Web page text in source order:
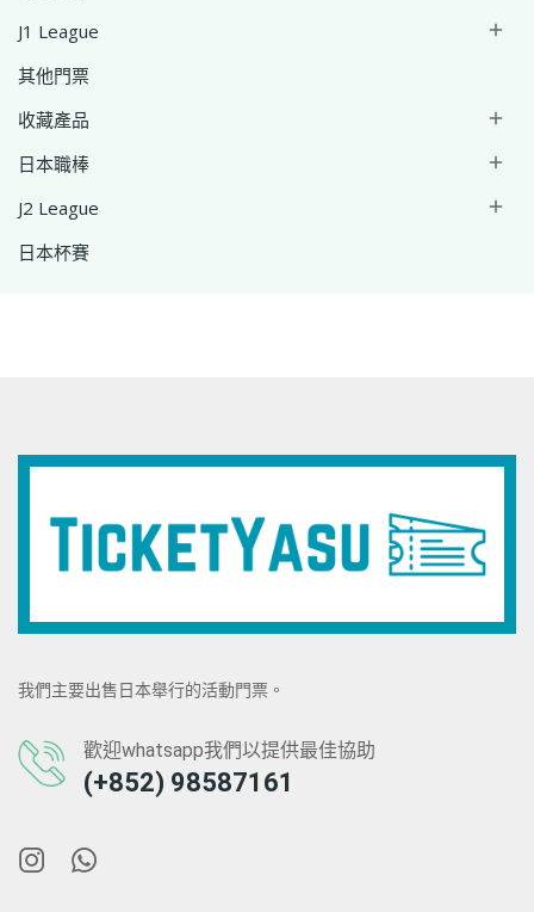
J1 League

其他門票
收藏產品

日本職棒 
J2 League 
日本杯賽
我們主要出售日本舉行的活動門票。
歡迎whatsapp我們以提供最佳協助
(+852) 98587161